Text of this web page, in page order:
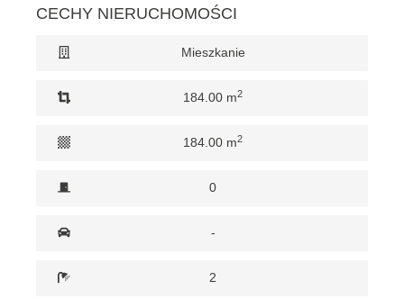
CECHY NIERUCHOMOŚCI
Mieszkanie
184.00 m2
184.00 m2
0
-
2